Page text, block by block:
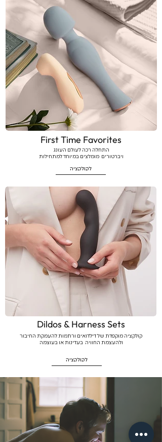
First Time Favorites
התחלה רכה לעולם העונג
ויברטורים מומלצים במיוחד למתחילות
לקולקציה
Dildos & Harness Sets
קולקציה מוקפדת של דילדואים ורתמות להעמקת החיבור
ולהעצמת החוויה בעדינות או בעוצמה
לקולקציה